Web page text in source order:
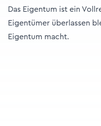
Das Eigentum ist ein
Eigentümer überlassen
Eigentum macht.